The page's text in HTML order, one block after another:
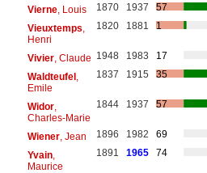
Vierne, Louis 1870 1937
57
Vieuxtemps
Henri
1820 1881 1
Vivier, Claude 1948 1983
17
Waldteufel,
Emile
1837 1915 35
Widor,
Charles-Marie
1844 1937 57
Wiener, Jean 1896 1982
69
Yvain,
Maurice
1891 1965 74